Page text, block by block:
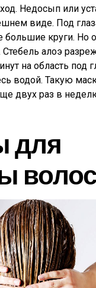
Недосып или
виде. Под
большие круги. Но
Стебель алоэ
на область под
водой. Такую
двух раз в
для
волос